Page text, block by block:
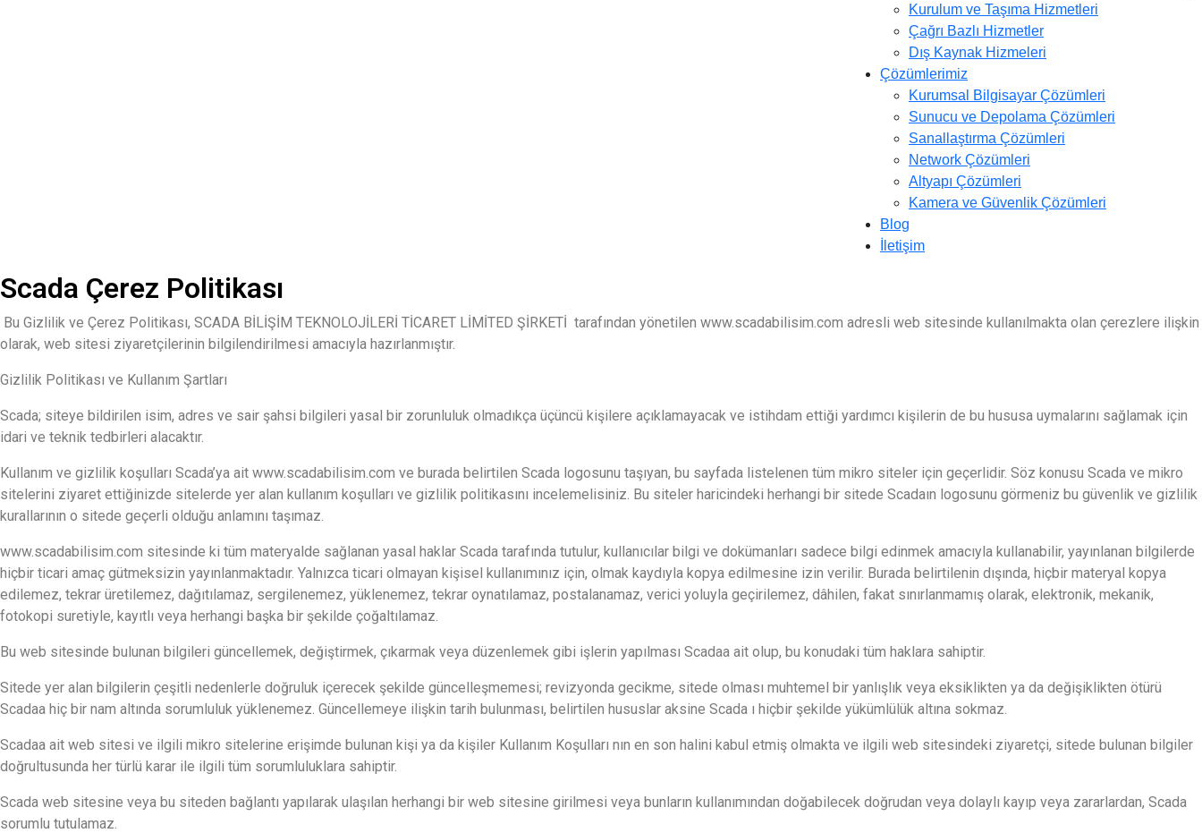
Kurulum ve Taşıma Hizmetleri
Çağrı Bazlı Hizmetler
Dış Kaynak Hizmeleri
Çözümlerimiz
Kurumsal Bilgisayar Çözümleri
Sunucu ve Depolama Çözümleri
Sanallaştırma Çözümleri
Network Çözümleri
Altyapı Çözümleri
Kamera ve Güvenlik Çözümleri
Blog
İletişim
Scada Çerez Politikası
Bu Gizlilik ve Çerez Politikası, SCADA BİLİŞİM TEKNOLOJİLERİ TİCARET LİMİTED ŞİRKETİ tarafından yönetilen www.scadabilisim.com adresli web sitesinde kullanılmakta olan çerezlere ilişkin
olarak, web sitesi ziyaretçilerinin bilgilendirilmesi amacıyla hazırlanmıştır.
Gizlilik Politikası ve Kullanım Şartları
Scada; siteye bildirilen isim, adres ve sair şahsi bilgileri yasal bir zorunluluk olmadıkça üçüncü kişilere açıklamayacak ve istihdam ettiği yardımcı kişilerin de bu hususa uymalarını sağlamak için
idari ve teknik tedbirleri alacaktır.
Kullanım ve gizlilik koşulları Scada’ya ait www.scadabilisim.com ve burada belirtilen Scada logosunu taşıyan, bu sayfada listelenen tüm mikro siteler için geçerlidir. Söz konusu Scada ve mikro
sitelerini ziyaret ettiğinizde sitelerde yer alan kullanım koşulları ve gizlilik politikasını incelemelisiniz. Bu siteler haricindeki herhangi bir sitede Scadaın logosunu görmeniz bu güvenlik ve gizlilik
kurallarının o sitede geçerli olduğu anlamını taşımaz.
www.scadabilisim.com sitesinde ki tüm materyalde sağlanan yasal haklar Scada tarafında tutulur, kullanıcılar bilgi ve dokümanları sadece bilgi edinmek amacıyla kullanabilir, yayınlanan bilgilerde
hiçbir ticari amaç gütmeksizin yayınlanmaktadır. Yalnızca ticari olmayan kişisel kullanımınız için, olmak kaydıyla kopya edilmesine izin verilir. Burada belirtilenin dışında, hiçbir materyal kopya
edilemez, tekrar üretilemez, dağıtılamaz, sergilenemez, yüklenemez, tekrar oynatılamaz, postalanamaz, verici yoluyla geçirilemez, dâhilen, fakat sınırlanmamış olarak, elektronik, mekanik,
fotokopi suretiyle, kayıtlı veya herhangi başka bir şekilde çoğaltılamaz.
Bu web sitesinde bulunan bilgileri güncellemek, değiştirmek, çıkarmak veya düzenlemek gibi işlerin yapılması Scadaa ait olup, bu konudaki tüm haklara sahiptir.
Sitede yer alan bilgilerin çeşitli nedenlerle doğruluk içerecek şekilde güncelleşmemesi; revizyonda gecikme, sitede olması muhtemel bir yanlışlık veya eksiklikten ya da değişiklikten ötürü
Scadaa hiç bir nam altında sorumluluk yüklenemez. Güncellemeye ilişkin tarih bulunması, belirtilen hususlar aksine Scada ı hiçbir şekilde yükümlülük altına sokmaz.
Scadaa ait web sitesi ve ilgili mikro sitelerine erişimde bulunan kişi ya da kişiler Kullanım Koşulları nın en son halini kabul etmiş olmakta ve ilgili web sitesindeki ziyaretçi, sitede bulunan bilgiler
doğrultusunda her türlü karar ile ilgili tüm sorumluluklara sahiptir.
Scada web sitesine veya bu siteden bağlantı yapılarak ulaşılan herhangi bir web sitesine girilmesi veya bunların kullanımından doğabilecek doğrudan veya dolaylı kayıp veya zararlardan, Scada
sorumlu tutulamaz.